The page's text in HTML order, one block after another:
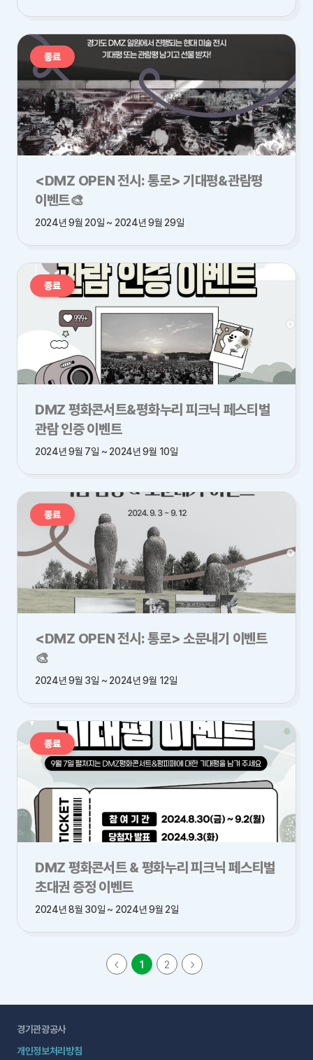
종료
<DMZ OPEN 전시: 통로> 기대평&관람평
이벤트🎨
2024년 9월 20일 ~ 2024년 9월 29일
종료
DMZ 평화콘서트&평화누리 피크닉 페스티벌
관람 인증 이벤트
2024년 9월 7일 ~ 2024년 9월 10일
종료
<DMZ OPEN 전시: 통로> 소문내기 이벤트
🎨
2024년 9월 3일 ~ 2024년 9월 12일
종료
DMZ 평화콘서트 & 평화누리 피크닉 페스티벌
초대권 증정 이벤트
2024년 8월 30일 ~ 2024년 9월 2일
1 2
경기관광공사
개인정보처리방침